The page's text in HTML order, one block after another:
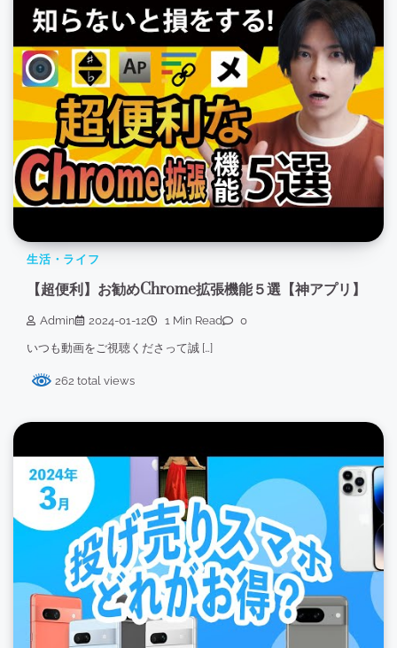
生活・ライフ
【超便利】お勧めChrome拡張機能５選【神アプリ】
Admin 2024-01-12 1 Min Read 0
いつも動画をご視聴くださって誠 […]
262 total views